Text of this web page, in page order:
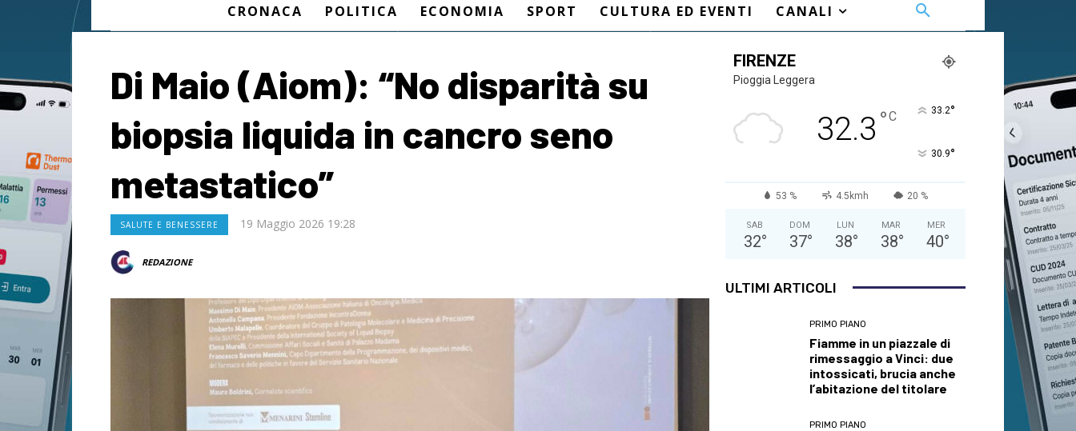
CRONACA POLITICA ECONOMIA SPORT CULTURA ED EVENTI CANALI
Di Maio (Aiom): “No disparità su
biopsia liquida in cancro seno
metastatico”
SALUTE E BENESSERE 19 Maggio 2026 19:28
REDAZIONE
FIRENZE
Pioggia Leggera
32.3 °C 33.2°
30.9°
53 % 4.5kmh 20 %
SAB
32°
DOM
37°
LUN
38°
MAR
38°
MER
40°
ULTIMI ARTICOLI
PRIMO PIANO
Fiamme in un piazzale di
rimessaggio a Vinci: due
intossicati, brucia anche
l’abitazione del titolare
PRIMO PIANO